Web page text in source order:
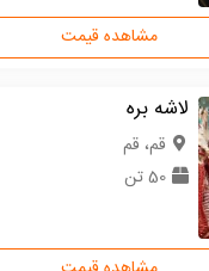
مشاهده قیمت
لاشه بره
قم، قم
50 تن